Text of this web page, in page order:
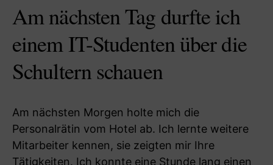
Am nächsten Tag durfte ich
einem IT-Studenten über die
Schultern schauen
Am nächsten Morgen holte mich die
Personalrätin vom Hotel ab. Ich lernte weitere
Mitarbeiter kennen, sie zeigten mir Ihre
Tätigkeiten. Ich konnte eine Stunde lang einen